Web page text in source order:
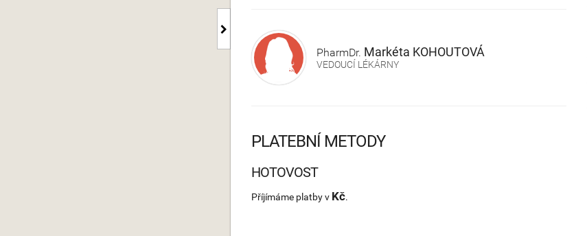
PharmDr. Markéta KOHOUTOVÁ
VEDOUCÍ LÉKÁRNY
PLATEBNÍ METODY
HOTOVOST
Příjímáme platby v Kč.